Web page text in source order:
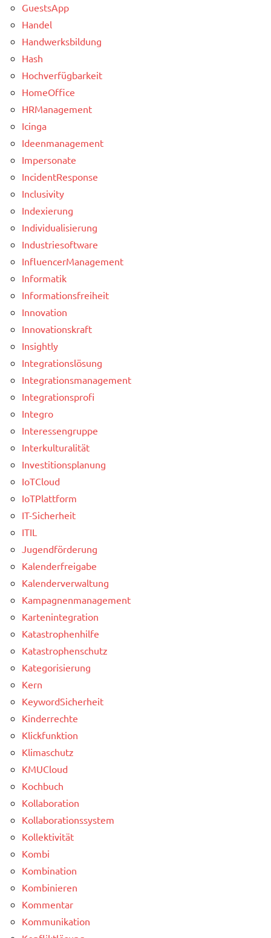
GuestsApp
Handel
Handwerksbildung
Hash
Hochverfügbarkeit
HomeOffice
HRManagement
Icinga
Ideenmanagement
Impersonate
IncidentResponse
Inclusivity
Indexierung
Individualisierung
Industriesoftware
InfluencerManagement
Informatik
Informationsfreiheit
Innovation
Innovationskraft
Insightly
Integrationslösung
Integrationsmanagement
Integrationsprofi
Integro
Interessengruppe
Interkulturalität
Investitionsplanung
IoTCloud
IoTPlattform
IT-Sicherheit
ITIL
Jugendförderung
Kalenderfreigabe
Kalenderverwaltung
Kampagnenmanagement
Kartenintegration
Katastrophenhilfe
Katastrophenschutz
Kategorisierung
Kern
KeywordSicherheit
Kinderrechte
Klickfunktion
Klimaschutz
KMUCloud
Kochbuch
Kollaboration
Kollaborationssystem
Kollektivität
Kombi
Kombination
Kombinieren
Kommentar
Kommunikation